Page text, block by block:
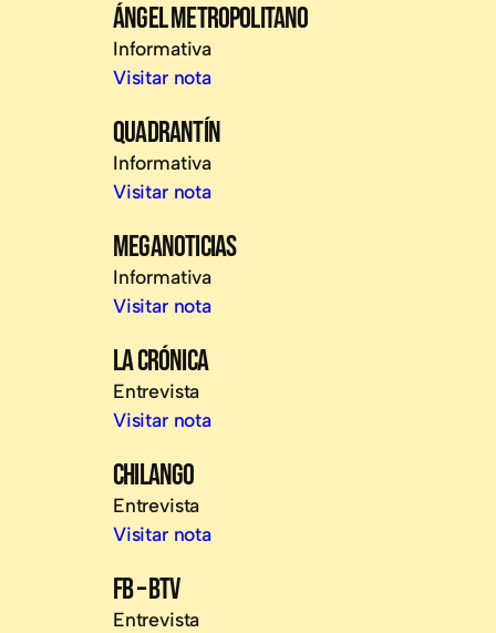
ÁNGEL METROPOLITANO
Informativa
Visitar nota
QUADRANTÍN
Informativa
Visitar nota
MEGANOTICIAS
Informativa
Visitar nota
LA CRÓNICA
Entrevista
Visitar nota
CHILANGO
Entrevista
Visitar nota
FB – BTV
Entrevista